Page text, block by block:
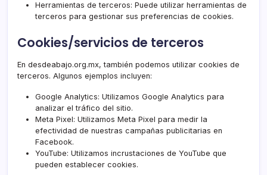
Herramientas de terceros: Puede utilizar herramientas de
terceros para gestionar sus preferencias de cookies.
Cookies/servicios de terceros
En desdeabajo.org.mx, también podemos utilizar cookies de
terceros. Algunos ejemplos incluyen:
Google Analytics: Utilizamos Google Analytics para
analizar el tráfico del sitio.
Meta Pixel: Utilizamos Meta Pixel para medir la
efectividad de nuestras campañas publicitarias en
Facebook.
YouTube: Utilizamos incrustaciones de YouTube que
pueden establecer cookies.